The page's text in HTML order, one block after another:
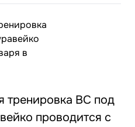
тренировка ВС под
проводится с